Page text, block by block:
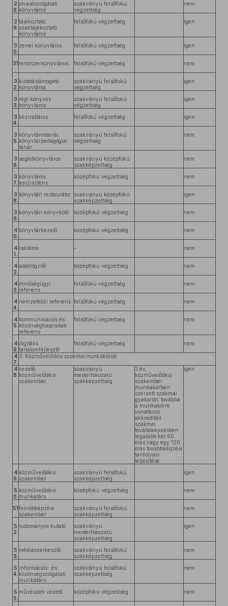
2
8.
olvasószolgálati
könyvtáros
szakirányú felsőfokú
végzettség
nem
2
9.
tájékoztató,
szaktájékoztató
könyvtáros
felsőfokú végzettség igen
3
0.
zenei könyvtáros felsőfokú végzettség igen
31 rendszerkönyvtáros felsőfokú végzettség nem
3
2.
kutatástámogató
könyvtáros
szakirányú felsőfokú
végzettség
igen
3
3.
régi könyves
könyvtáros
szakirányú felsőfokú
végzettség
igen
3
4.
kézirattáros felsőfokú végzettség igen
3
5.
könyvtárostanár,
könyvtárpedagógiai
tanár
szakirányú felsőfokú
végzettség
nem
3
6.
segédkönyvtáros
szakirányú középfokú
szakképzettség
nem
3
7.
könyvtáros
asszisztens
középfokú végzettség nem
3
8.
könyvtári restaurátor szakirányú középfokú
szakképzettség
igen
3
9.
könyvtári könyvkötő középfokú végzettség nem
4
0.
könyvtárkezelő középfokú végzettség nem
4
1.
raktáros – nem
4
2.
adatrögzítő középfokú végzettség nem
4
3.
minőségügyi
referens
felsőfokú végzettség nem
4
4.
nemzetközi referens felsőfokú végzettség nem
4
5.
kommunikációs és
közönségkapcsolati
referens
felsőfokú végzettség nem
4
6.
digitális
tartalomfejlesztő
felsőfokú végzettség nem
4
7.
3. Közművelődési szakmai munkakörök
4
8.
vezető
közművelődési
szakember
szakirányú
mesterfokozatú
szakképzettség
3 év,
közművelődési
szakember
munkakörben
szerzett szakmai
gyakorlat, továbbá
a munkakörre
vonatkozó,
akkreditált
szakmai
továbbképzésben
legalább két 60
órás vagy egy 120
órás továbbképzési
tanfolyam
teljesítése
igen
4
9.
közművelődési
szakember
szakirányú felsőfokú
szakképzettség
igen
5
0.
közművelődési
munkatárs
középfokú végzettség nem
51felnőttképzési
szakember
szakirányú felsőfokú
szakképzettség
nem
5
2.
tudományos kutató
szakirányú
mesterfokozatú
szakképzettség
igen
5
3.
médiaszerkesztő
szakirányú felsőfokú
szakképzettség
nem
5
4.
információs- és
közönségszolgálati
munkatárs
szakirányú felsőfokú
szakképzettség
nem
5
5.
művészeti vezető középfokú végzettség nem